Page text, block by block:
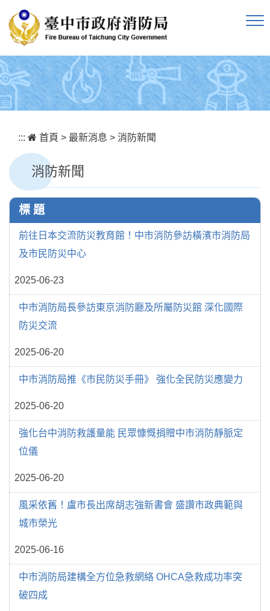
::: 首頁 > 最新消息 > 消防新聞
消防新聞
標 題
前往日本交流防災教育館！中市消防參訪橫濱市消防局
及市民防災中心
2025-06-23
中市消防局長參訪東京消防廳及所屬防災館 深化國際
防災交流
2025-06-20
中市消防局推《市民防災手冊》 強化全民防災應變力
2025-06-20
強化台中消防救護量能 民眾慷慨捐贈中市消防靜脈定
位儀
2025-06-20
風采依舊！盧市長出席胡志強新書會 盛讚市政典範與
城市榮光
2025-06-16
中市消防局建構全方位急救網絡 OHCA急救成功率突
破四成